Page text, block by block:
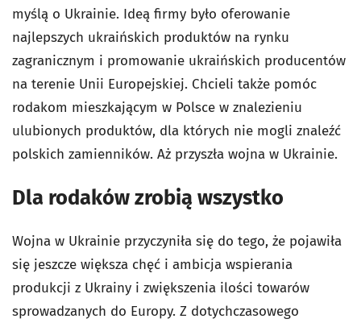
myślą o Ukrainie. Ideą firmy było oferowanie
najlepszych ukraińskich produktów na rynku
zagranicznym i promowanie ukraińskich producentów
na terenie Unii Europejskiej. Chcieli także pomóc
rodakom mieszkającym w Polsce w znalezieniu
ulubionych produktów, dla których nie mogli znaleźć
polskich zamienników. Aż przyszła wojna w Ukrainie.
Dla rodaków zrobią wszystko
Wojna w Ukrainie przyczyniła się do tego, że pojawiła
się jeszcze większa chęć i ambicja wspierania
produkcji z Ukrainy i zwiększenia ilości towarów
sprowadzanych do Europy. Z dotychczasowego